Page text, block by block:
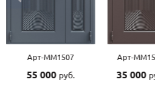
Арт-ММ1507
55 000руб.
Арт-ММ1534
35 000руб.